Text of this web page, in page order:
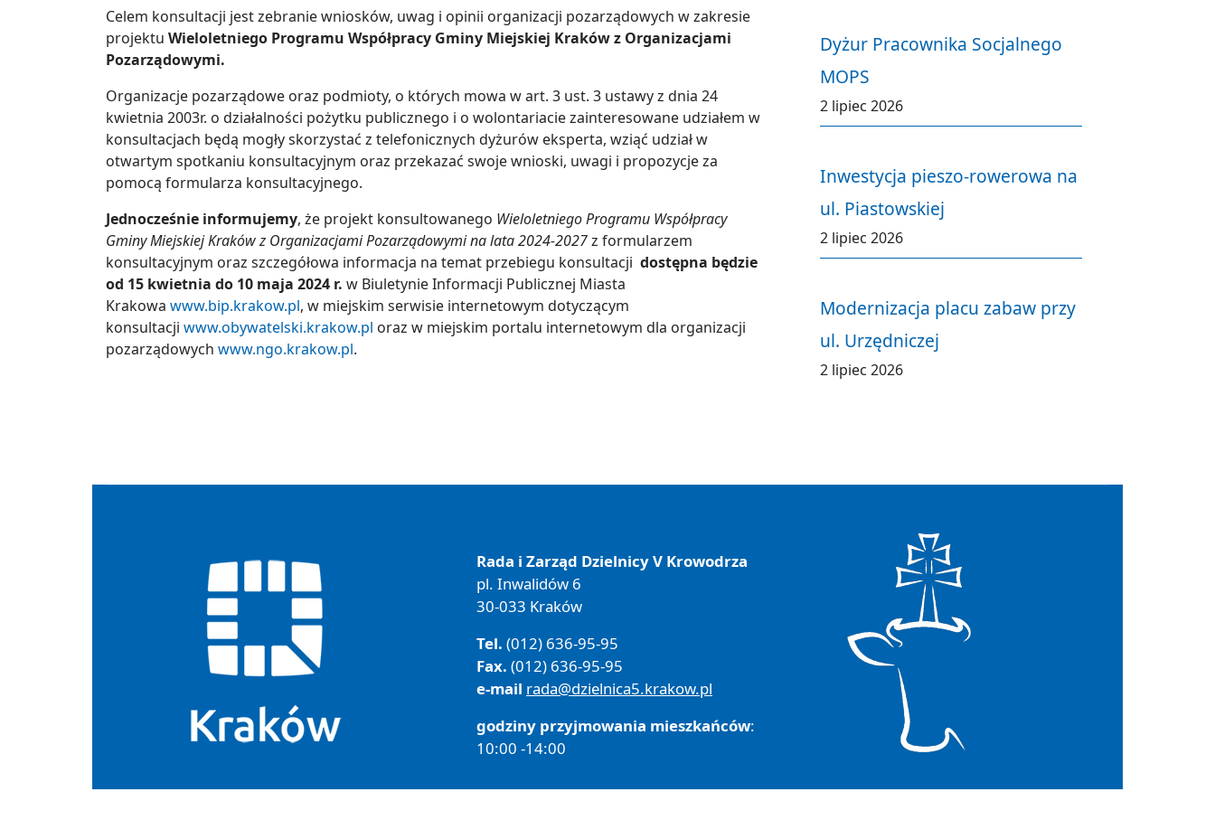
Celem konsultacji jest zebranie wniosków, uwag i opinii organizacji pozarządowych w zakresie
projektu Wieloletniego Programu Współpracy Gminy Miejskiej Kraków z Organizacjami
Pozarządowymi.
Organizacje pozarządowe oraz podmioty, o których mowa w art. 3 ust. 3 ustawy z dnia 24
kwietnia 2003r. o działalności pożytku publicznego i o wolontariacie zainteresowane udziałem w
konsultacjach będą mogły skorzystać z telefonicznych dyżurów eksperta, wziąć udział w
otwartym spotkaniu konsultacyjnym oraz przekazać swoje wnioski, uwagi i propozycje za
pomocą formularza konsultacyjnego.
Jednocześnie informujemy, że projekt konsultowanego Wieloletniego Programu Współpracy
Gminy Miejskiej Kraków z Organizacjami Pozarządowymi na lata 2024-2027z formularzem
konsultacyjnym oraz szczegółowa informacja na temat przebiegu konsultacji dostępna będzie
od 15 kwietnia do 10 maja 2024 r. w Biuletynie Informacji Publicznej Miasta
Krakowa www.bip.krakow.pl, w miejskim serwisie internetowym dotyczącym
konsultacji www.obywatelski.krakow.pl oraz w miejskim portalu internetowym dla organizacji
pozarządowych www.ngo.krakow.pl.
Dyżur Pracownika Socjalnego
MOPS
2 lipiec 2026
Inwestycja pieszo-rowerowa na
ul. Piastowskiej
2 lipiec 2026
Modernizacja placu zabaw przy
ul. Urzędniczej
2 lipiec 2026
Rada i Zarząd Dzielnicy V Krowodrza
pl. Inwalidów 6
30-033 Kraków
Tel. (012) 636-95-95
Fax. (012) 636-95-95
e-mail rada@dzielnica5.krakow.pl
godziny przyjmowania mieszkańców:
10:00 -14:00